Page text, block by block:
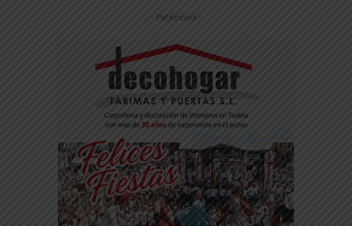
-- Publicidad --